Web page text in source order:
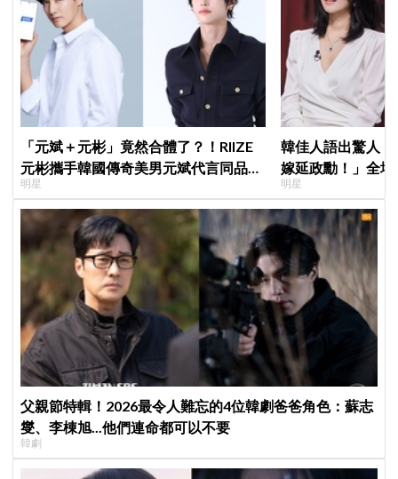
「元斌＋元彬」竟然合體了？！RIIZE
元彬攜手韓國傳奇美男元斌代言同品
牌，韓網瘋喊：兩個帥哥來了！
明星
韓佳人語出驚人
嫁延政勳！」全
實原因笑翻
明星
父親節特輯！2026最令人難忘的4位韓劇爸爸角色：蘇志
燮、李棟旭...他們連命都可以不要
韓劇